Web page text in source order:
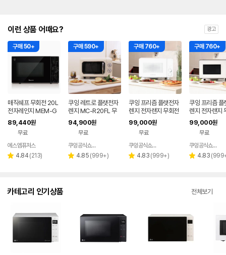
이런 상품 어때요? 광고
구매 50+
매직쉐프 무회전 20L
전자레인지 MEM-G
D20F 블랙
89,440원
무료
페이
에스엠퓨처스
별 4.84 리
(213)
구매 590+
쿠잉 레트로 플랫전자
렌지 MC-R20FL 무
회전 전자랜지 미니 소
형 크림
94,900원
무료
페이
쿠잉공식쇼핑몰
별 4.85 리
(999+)
구매 760+
쿠잉 프리즘 플랫전자
렌지 전자랜지 무회전
미니 소형 올화이트(M
C-P20WLF)
99,000원
무료
페이
쿠잉공식쇼핑몰
별 4.83 리
(999+)
구매 760+
쿠잉 프리즘 플
렌지 전자랜지
미니 소형 화
-P20WBF)
99,000원
무료
쿠잉공식쇼핑몰
별 4.83 리
(
카테고리 인기상품 전체보기